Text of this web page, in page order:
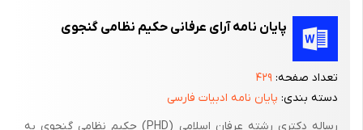
شیرین ارزش‌ها بکلی متفاوت است. مردان این دیار برای رسیدن به زن
دلبندشان هرگز به زور شمشیر و انبوه لشکر متوسل نمی‌شوند، چه
یقین دارند این حربه بی اثر است.
پایان نامه آرای عرفانی حکیم نظامی گنجوی
تعداد صفحه: ۴۲۹
دسته بندی: پایان نامه ادبیات فارسی
رساله دکتری رشته عرفان اسلامی (PHD) حکیم نظامی گنجوی به